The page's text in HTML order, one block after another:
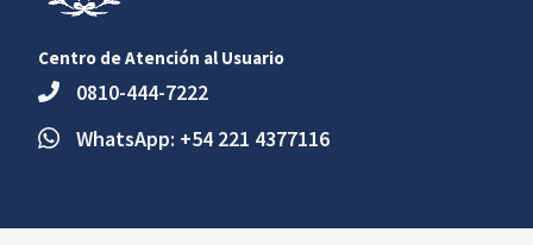
Centro de Atención al Usuario
0810-444-7222
WhatsApp: +54 221 4377116